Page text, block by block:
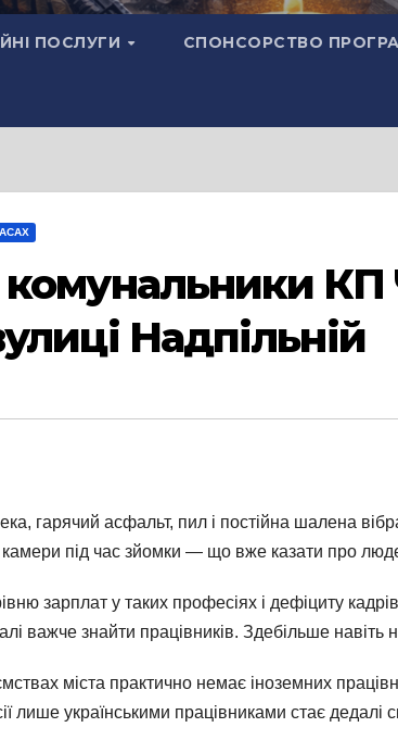
ПОСЛУГИ СПОНСОРСТВО
комунальники
Надпільній
гарячий асфальт, пил і постійна шалена
камери під час зйомки — що вже казати про
зарплат у таких професіях і дефіциту
важче знайти працівників. Здебільше навіть
міста практично немає іноземних
лише українськими працівниками стає